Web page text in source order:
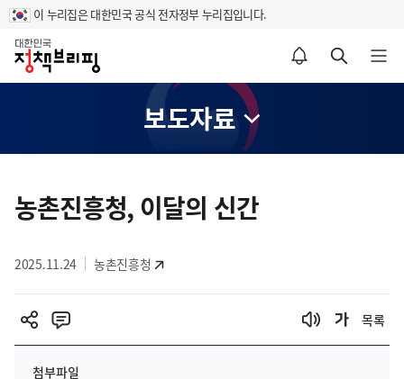
이 누리집은 대한민국 공식 전자정부 누리집입니다.
홈
알림설정 바로가기 검색 바로가기 메뉴 열기
보도자료
텐
츠
역
농촌진흥청, 이달의 신간
2025.11.24 농촌진흥청
목록
첨부파일